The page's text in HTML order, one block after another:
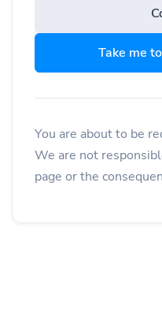
Take me
You are about to be
We are not
page or the